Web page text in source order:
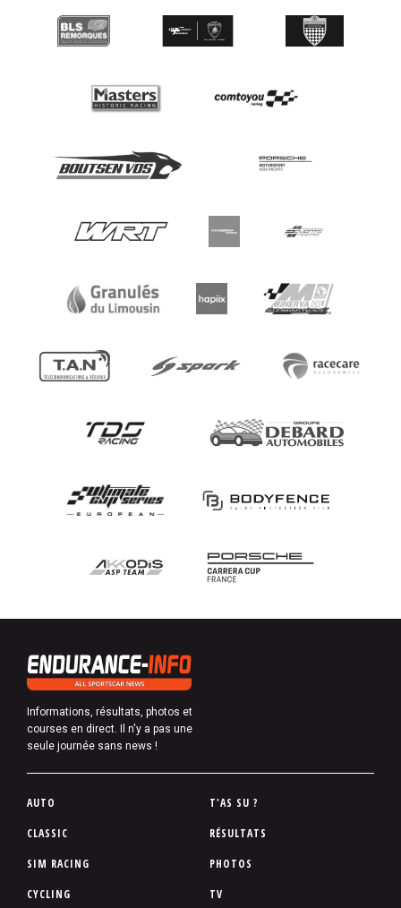
Informations, résultats, photos et
courses en direct. Il n'y a pas une
seule journée sans news !
P
d
d
AUTO
CLASSIC
SIM RACING
CYCLING
T'AS SU ?
RÉSULTATS
PHOTOS
TV